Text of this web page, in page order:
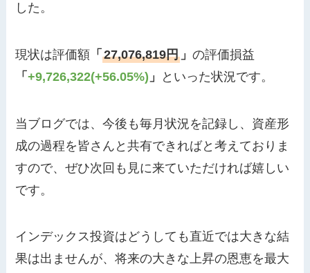
した。
現状は評価額 「27,076,819円 」の評価損益
「+9,726,322(+56.05%) 」 といった状況です。
当ブログでは、今後も毎月状況を記録し、資産形
成の過程を皆さんと共有できればと考えておりま
すので、ぜひ次回も見に来ていただければ嬉しい
です。
インデックス投資はどうしても直近では大きな結
果は出ませんが、将来の大きな上昇の恩恵を最大